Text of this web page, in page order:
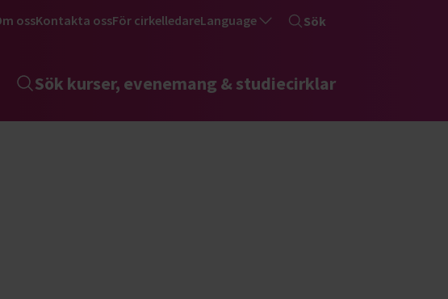
ossKontakta ossFör cirkelledareLanguage Sök
Sök kurser, evenemang & studiecirklar